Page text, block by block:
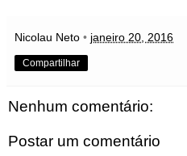
Nicolau Neto • janeiro 20, 2016
Compartilhar
Nenhum comentário:
Postar um comentário